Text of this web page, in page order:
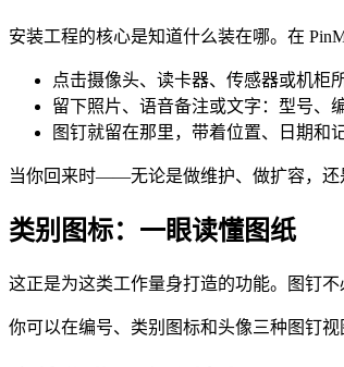
安装工程的核心是知道什么装在哪。在
点击摄像头、读卡器、传感器或机柜
留下照片、语音备注或文字：型号、
图钉就留在那里，带着位置、日期和
当你回来时——无论是做维护、做扩容，
类别图标：一眼读懂图纸
这正是为这类工作量身打造的功能。图钉
你可以在编号、类别图标和头像三种图钉